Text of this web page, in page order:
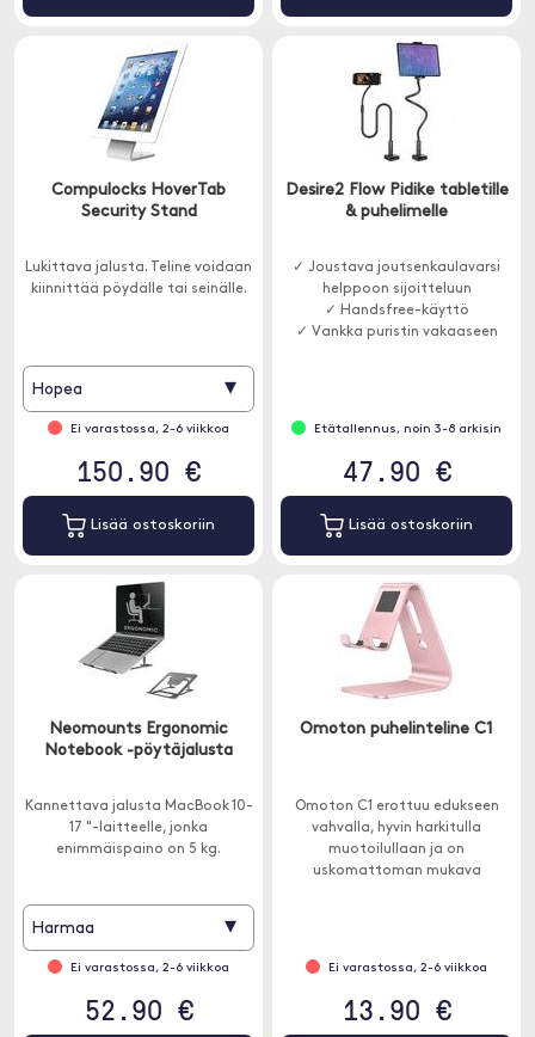
Compulocks HoverTab
Security Stand
Lukittava jalusta. Teline voidaan
kiinnittää pöydälle tai seinälle.
Hopea ▾
Ei varastossa, 2-6 viikkoa
150.90 €
Lisää ostoskoriin
Desire2 Flow Pidike tabletille
& puhelimelle
✓ Joustava joutsenkaulavarsi
helppoon sijoitteluun
✓ Handsfree-käyttö
✓ Vankka puristin vakaaseen
Etätallennus, noin 3-8 arkisin
47.90 €
Lisää ostoskoriin
Neomounts Ergonomic
Notebook -pöytäjalusta
Kannettava jalusta MacBook 10-
17 "-laitteelle, jonka
enimmäispaino on 5 kg.
Harmaa ▾
Ei varastossa, 2-6 viikkoa
52.90 €
Omoton puhelinteline C1
Omoton C1 erottuu edukseen
vahvalla, hyvin harkitulla
muotoilullaan ja on
uskomattoman mukava
Ei varastossa, 2-6 viikkoa
13.90 €